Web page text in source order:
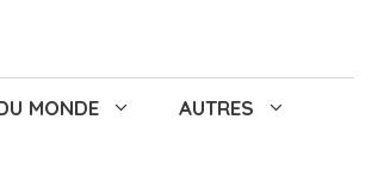
MONDE AUTRES